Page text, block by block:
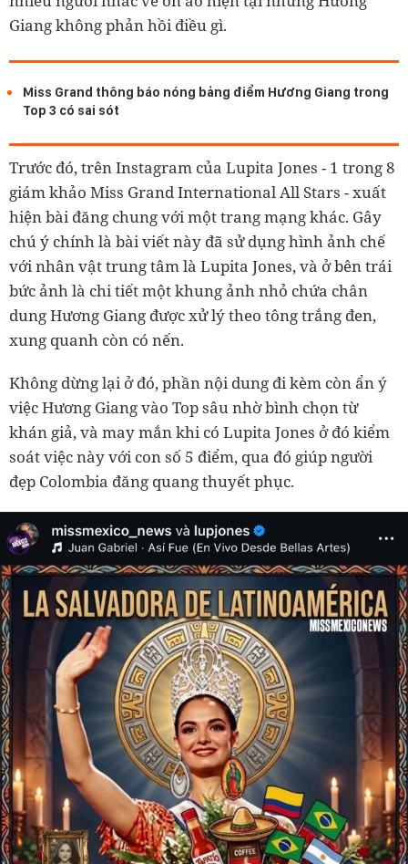
Giang không phản hồi điều gì.
Miss Grand thông báo nóng bảng điểm Hương Giang trong
Top 3 có sai sót
Trước đó, trên Instagram của Lupita Jones - 1 trong 8
giám khảo Miss Grand International All Stars - xuất
hiện bài đăng chung với một trang mạng khác. Gây
chú ý chính là bài viết này đã sử dụng hình ảnh chế
với nhân vật trung tâm là Lupita Jones, và ở bên trái
bức ảnh là chi tiết một khung ảnh nhỏ chứa chân
dung Hương Giang được xử lý theo tông trắng đen,
xung quanh còn có nến.
Không dừng lại ở đó, phần nội dung đi kèm còn ẩn ý
việc Hương Giang vào Top sâu nhờ bình chọn từ
khán giả, và may mắn khi có Lupita Jones ở đó kiểm
soát việc này với con số 5 điểm, qua đó giúp người
đẹp Colombia đăng quang thuyết phục.